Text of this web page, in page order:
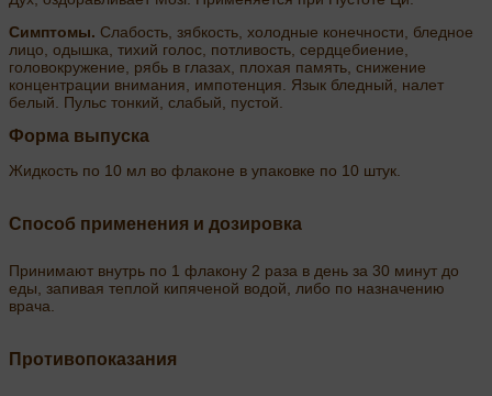
Симптомы. Слабость, зябкость, холодные конечности, бледное
лицо, одышка, тихий голос, потливость, сердцебиение,
головокружение, рябь в глазах, плохая память, снижение
концентрации внимания, импотенция. Язык бледный, налет
белый. Пульс тонкий, слабый, пустой.
Форма выпуска
Жидкость по 10 мл во флаконе в упаковке по 10 штук.
Способ применения и дозировка
Принимают внутрь по 1 флакону 2 раза в день за 30 минут до
еды, запивая теплой кипяченой водой, либо по назначению
врача.
Противопоказания